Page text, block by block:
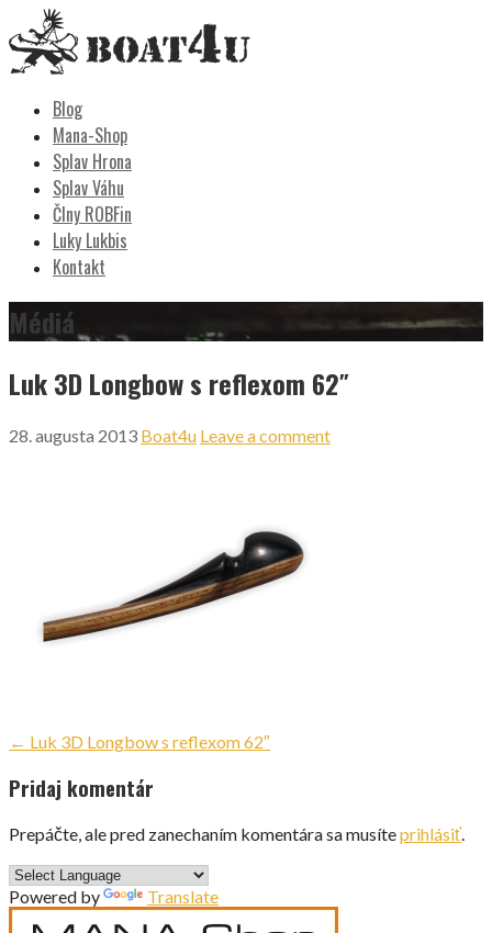
to
content
Blog
Mana-Shop
Splav Hrona
Splav Váhu
Člny ROBFin
Luky Lukbis
Kontakt
Médiá
Luk 3D Longbow s reflexom 62″
28. augusta 2013 Boat4u Leave a comment
Navigácia
v
článku
← Luk 3D Longbow s reflexom 62″
Pridaj komentár
Prepáčte, ale pred zanechaním komentára sa musíteprihlásiť.
Powered by Translate